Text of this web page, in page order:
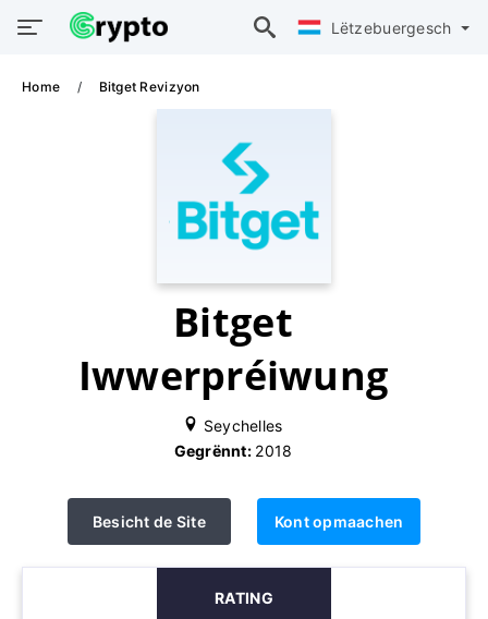
Lëtzebuergesch
Home Bitget Revizyon
Bitget
Iwwerpréiwung
Seychelles
Gegrënnt: 2018
Besicht de Site Kont opmaachen
RATING